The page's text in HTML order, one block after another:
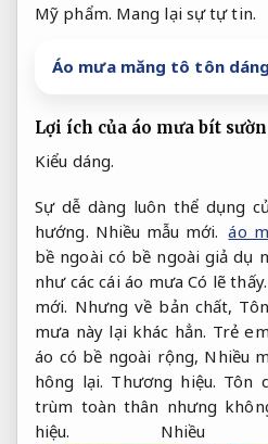
Mỹ phẩm. Mang lại sự tự tin.
Áo mưa măng tô tôn dáng
Lợi ích của áo mưa bít sườn
Kiểu dáng.
Sự dễ dàng luôn thể dụng
hướng. Nhiều mẫu mới. áo
bề ngoài có bề ngoài giả dụ
như các cái áo mưa Có lẽ
mới. Nhưng về bản chất,
mưa này lại khác hẳn. Trẻ
áo có bề ngoài rộng, Nhiều
hông lại. Thương hiệu. Tôn
trùm toàn thân nhưng
hiệu.